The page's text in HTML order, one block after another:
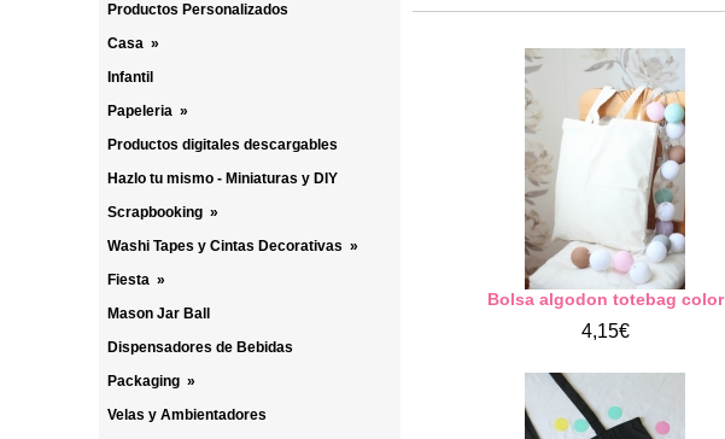
Productos Personalizados
Casa »
Infantil
Papeleria »
Productos digitales descargables
Hazlo tu mismo - Miniaturas y DIY
Scrapbooking »
Washi Tapes y Cintas Decorativas »
Fiesta »
Mason Jar Ball
Dispensadores de Bebidas
Packaging »
Velas y Ambientadores
Bolsa algodon totebag color
4,15€